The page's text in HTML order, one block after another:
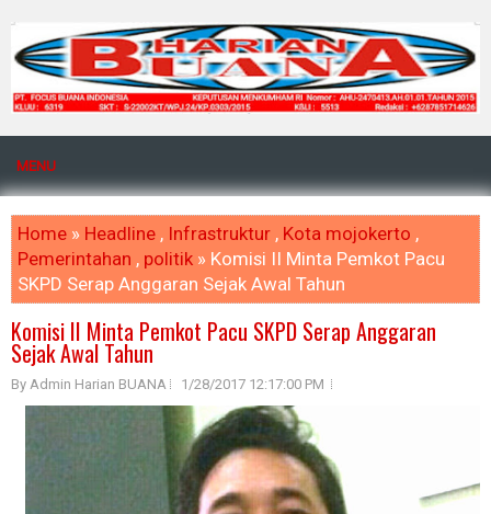
MENU
Home » Headline , Infrastruktur , Kota mojokerto ,
Pemerintahan , politik » Komisi II Minta Pemkot Pacu
SKPD Serap Anggaran Sejak Awal Tahun
Komisi II Minta Pemkot Pacu SKPD Serap Anggaran
Sejak Awal Tahun
By Admin Harian BUANA 1/28/2017 12:17:00 PM